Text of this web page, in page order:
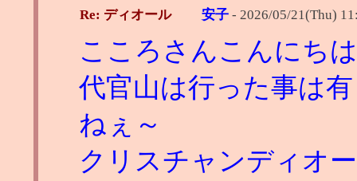
Re: ディオール 安子 - 2026/05/21(Thu)
こころさんこんにち
代官山は行った事は
ねぇ～
クリスチャンディオ